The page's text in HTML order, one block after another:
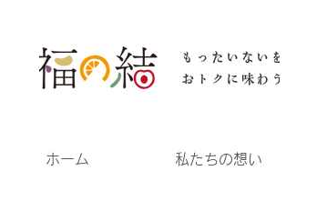
ホーム 私たちの想い